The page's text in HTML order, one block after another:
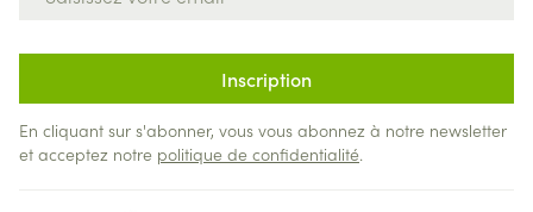
Inscription
En cliquant sur s'abonner, vous vous abonnez à notre newsletter
et acceptez notre politique de confidentialité.